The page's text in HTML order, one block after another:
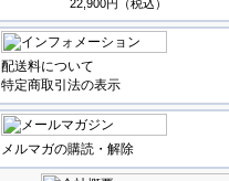
22,900円（税込）
配送料について
特定商取引法の表示
メルマガの購読・解除